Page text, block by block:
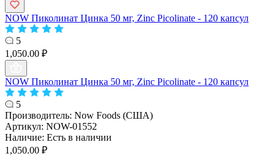
NOW Пиколинат Цинка 50 мг, Zinc Picolinate - 120 капсул
5
1,050.00 ₽
NOW Пиколинат Цинка 50 мг, Zinc Picolinate - 120 капсул
5
Производитель: Now Foods (США)
Артикул: NOW-01552
Наличие: Есть в наличии
1,050.00 ₽